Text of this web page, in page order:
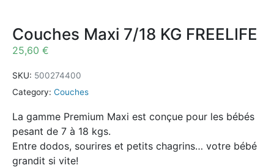
Couches Maxi 7/18 KG FREELIFE
25,60 €
SKU: 500274400
Category: Couches
La gamme Premium Maxi est conçue pour les bébés
pesant de 7 à 18 kgs.
Entre dodos, sourires et petits chagrins… votre bébé
grandit si vite!